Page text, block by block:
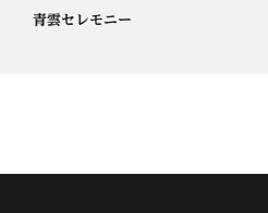
青雲セレモニー